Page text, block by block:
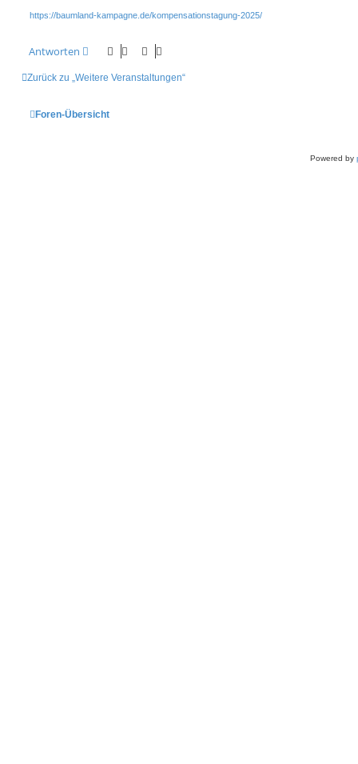
d
n
n
m
i
i
a
https://baumland-kampagne.de/kompensationstagung-2025/
Antworten
Zurück zu „Weitere Veranstaltungen“
Foren-Übersicht
Powered by